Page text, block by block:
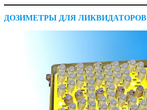
ДОЗИМЕТРЫ ДЛЯ ЛИКВИДАТОРОВ